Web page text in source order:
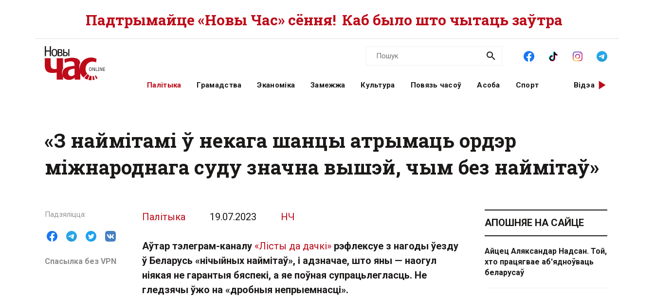
Падтрымайце «Новы Час» сёння! Каб было што чытаць заўтра
Палітыка Грамадства Эканоміка Замежжа Культура Повязь часоў Асоба Спорт Відэа
«З наймітамі ў некага шанцы атрымаць ордэр
міжнароднага суду значна вышэй, чым без наймітаў»
Спасылка без VPN
Палітыка 19.07.2023 НЧ
Аўтар тэлеграм-каналу «Лісты да дачкі» рэфлексуе з нагоды ўезду
ў Беларусь «нічыйных наймітаў», і адзначае, што яны — наогул
ніякая не гарантыя бяспекі, а яе поўная супрацьлегласць. Не
гледзячы ўжо на «дробныя непрыемнасці».
АПОШНЯЕ НА САЙЦЕ
Айцец Аляксандар Надсан. Той,
хто працягвае аб'ядноўваць
беларусаў